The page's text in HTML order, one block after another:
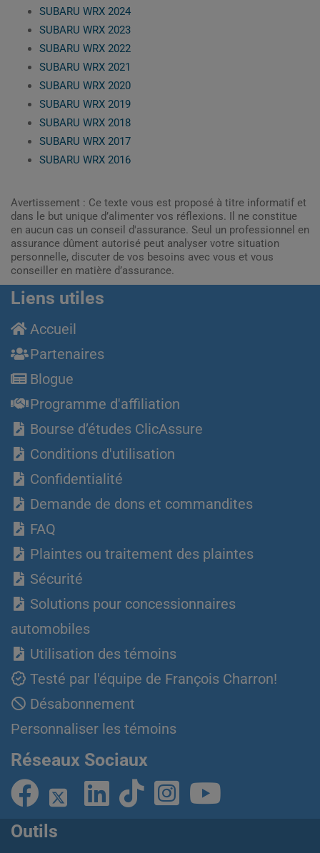
SUBARU WRX 2024
SUBARU WRX 2023
SUBARU WRX 2022
SUBARU WRX 2021
SUBARU WRX 2020
SUBARU WRX 2019
SUBARU WRX 2018
SUBARU WRX 2017
SUBARU WRX 2016
Avertissement : Ce texte vous est proposé à titre informatif et
dans le but unique d’alimenter vos réflexions. Il ne constitue
en aucun cas un conseil d'assurance. Seul un professionnel en
assurance dûment autorisé peut analyser votre situation
personnelle, discuter de vos besoins avec vous et vous
conseiller en matière d’assurance.
Liens utiles
Accueil
Partenaires
Blogue
Programme d'affiliation
Bourse d’études ClicAssure
Conditions d'utilisation
Confidentialité
Demande de dons et commandites
FAQ
Plaintes ou traitement des plaintes
Sécurité
Solutions pour concessionnaires
automobiles
Utilisation des témoins
Testé par l'équipe de François Charron!
Désabonnement
Personnaliser les témoins
Réseaux Sociaux
Outils